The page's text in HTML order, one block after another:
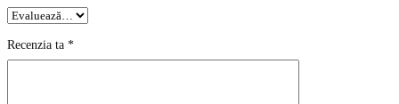
Recenzia ta *